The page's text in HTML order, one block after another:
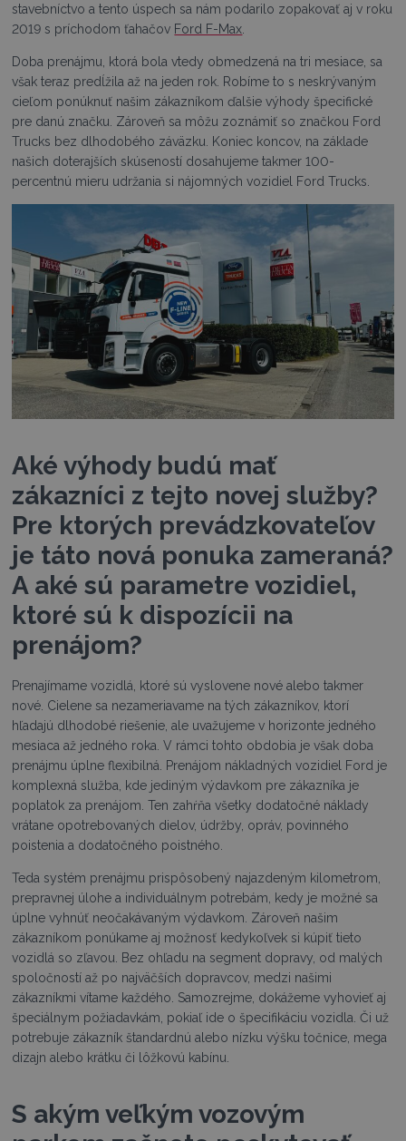
stavebníctvo a tento úspech sa nám podarilo zopakovať aj v roku
2019 s príchodom ťahačov Ford F-Max
Doba prenájmu, ktorá bola vtedy obmedzená na tri mesiace, sa
však teraz predĺžila až na jeden rok. Robíme to s neskrývaným
cieľom ponúknuť našim zákazníkom ďalšie výhody špecifické
pre danú značku. Zároveň sa môžu zoznámiť so značkou Ford
Trucks bez dlhodobého záväzku. Koniec koncov, na základe
našich doterajších skúseností dosahujeme takmer 100-
percentnú mieru udržania si nájomných vozidiel Ford Trucks.
Aké výhody budú mať
zákazníci z tejto novej služby?
Pre ktorých prevádzkovateľov
je táto nová ponuka zameraná?
A aké sú parametre vozidiel,
ktoré sú k dispozícii na
prenájom?
Prenajímame vozidlá, ktoré sú vyslovene nové alebo takmer
nové. Cielene sa nezameriavame na tých zákazníkov, ktorí
hľadajú dlhodobé riešenie, ale uvažujeme v horizonte jedného
mesiaca až jedného roka. V rámci tohto obdobia je však doba
prenájmu úplne flexibilná. Prenájom nákladných vozidiel Ford je
komplexná služba, kde jediným výdavkom pre zákazníka je
poplatok za prenájom. Ten zahŕňa všetky dodatočné náklady
vrátane opotrebovaných dielov, údržby, opráv, povinného
poistenia a dodatočného poistného.
Teda systém prenájmu prispôsobený najazdeným kilometrom,
prepravnej úlohe a individuálnym potrebám, kedy je možné sa
úplne vyhnúť neočakávaným výdavkom. Zároveň našim
zákazníkom ponúkame aj možnosť kedykoľvek si kúpiť tieto
vozidlá so zľavou. Bez ohľadu na segment dopravy, od malých
spoločností až po najväčších dopravcov, medzi našimi
zákazníkmi vítame každého. Samozrejme, dokážeme vyhovieť aj
špeciálnym požiadavkám, pokiaľ ide o špecifikáciu vozidla. Či už
potrebuje zákazník štandardnú alebo nízku výšku točnice, mega
dizajn alebo krátku či lôžkovú kabínu.
S akým veľkým vozovým